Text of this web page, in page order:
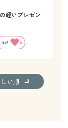
軽いプレゼン
Like! 0
い順